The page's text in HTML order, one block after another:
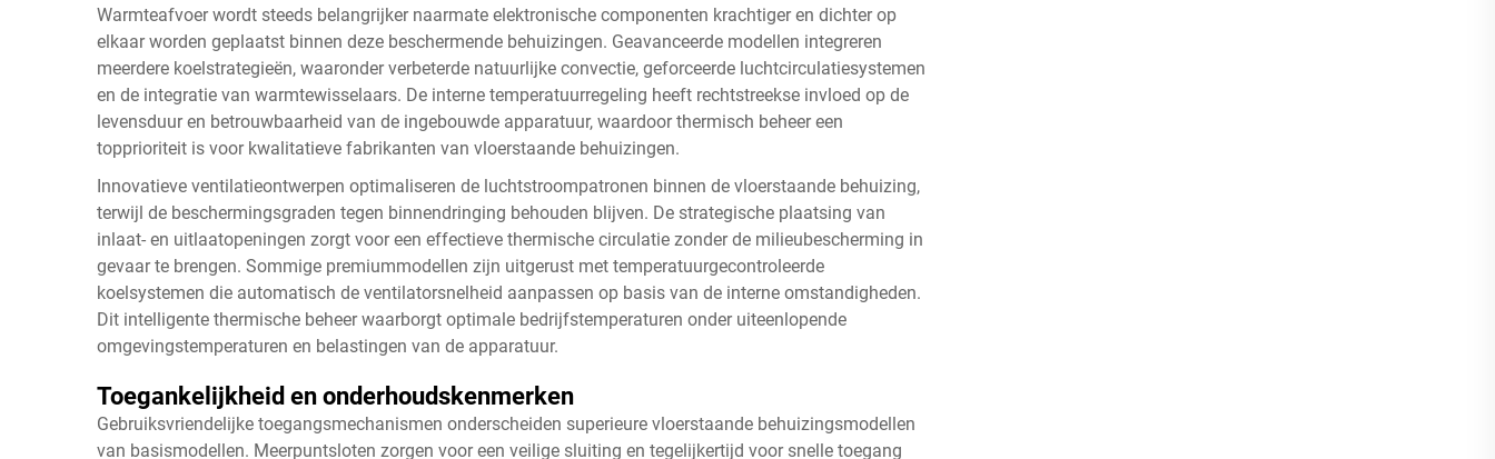
Warmteafvoer wordt steeds belangrijker naarmate elektronische componenten krachtiger en dichter op
elkaar worden geplaatst binnen deze beschermende behuizingen. Geavanceerde modellen integreren
meerdere koelstrategieën, waaronder verbeterde natuurlijke convectie, geforceerde luchtcirculatiesystemen
en de integratie van warmtewisselaars. De interne temperatuurregeling heeft rechtstreekse invloed op de
levensduur en betrouwbaarheid van de ingebouwde apparatuur, waardoor thermisch beheer een
topprioriteit is voor kwalitatieve fabrikanten van vloerstaande behuizingen.
Innovatieve ventilatieontwerpen optimaliseren de luchtstroompatronen binnen de vloerstaande behuizing,
terwijl de beschermingsgraden tegen binnendringing behouden blijven. De strategische plaatsing van
inlaat- en uitlaatopeningen zorgt voor een effectieve thermische circulatie zonder de milieubescherming in
gevaar te brengen. Sommige premiummodellen zijn uitgerust met temperatuurgecontroleerde
koelsystemen die automatisch de ventilatorsnelheid aanpassen op basis van de interne omstandigheden.
Dit intelligente thermische beheer waarborgt optimale bedrijfstemperaturen onder uiteenlopende
omgevingstemperaturen en belastingen van de apparatuur.
Toegankelijkheid en onderhoudskenmerken
Gebruiksvriendelijke toegangsmechanismen onderscheiden superieure vloerstaande behuizingsmodellen
van basismodellen. Meerpuntsloten zorgen voor een veilige sluiting en tegelijkertijd voor snelle toegang